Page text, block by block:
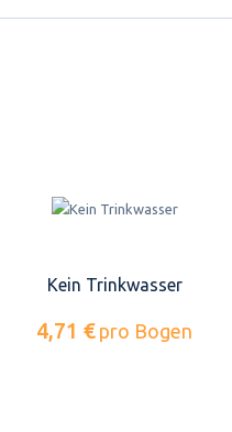
Kein Trinkwasser
4,71 € pro Bogen